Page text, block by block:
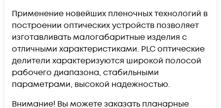
Применение новейших пленочных технологий в
построении оптических устройств позволяет
изготавливать малогабаритные изделия с
отличными характеристиками. PLC оптические
делители характеризуются широкой полосой
рабочего диапазона, стабильными
параметрами, высокой надежностью.
Внимание! Вы можете заказать планарные